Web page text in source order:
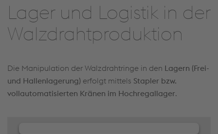
Lager und Logistik in der
Walzdrahtproduktion
Die Manipulation der Walzdrahtringe in den Lagern (Frei-
und Hallenlagerung) erfolgt mittels Stapler bzw.
vollautomatisierten Kränen im Hochregallager.